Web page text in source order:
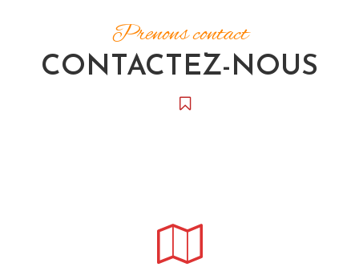
Prenons contact
CONTACTEZ-NOUS